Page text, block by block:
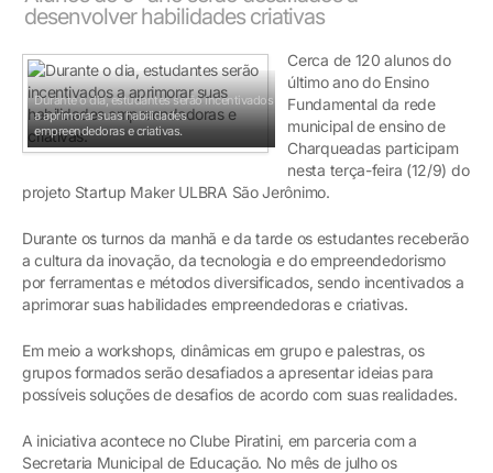
desenvolver habilidades criativas
Durante o dia, estudantes serão incentivados
a aprimorar suas habilidades
empreendedoras e criativas.
Cerca de 120 alunos do
último ano do Ensino
Fundamental da rede
municipal de ensino de
Charqueadas participam
nesta terça-feira (12/9) do
projeto Startup Maker ULBRA São Jerônimo.
Durante os turnos da manhã e da tarde os estudantes receberão
a cultura da inovação, da tecnologia e do empreendedorismo
por ferramentas e métodos diversificados, sendo incentivados a
aprimorar suas habilidades empreendedoras e criativas.
Em meio a workshops, dinâmicas em grupo e palestras, os
grupos formados serão desafiados a apresentar ideias para
possíveis soluções de desafios de acordo com suas realidades.
A iniciativa acontece no Clube Piratini, em parceria com a
Secretaria Municipal de Educação. No mês de julho os